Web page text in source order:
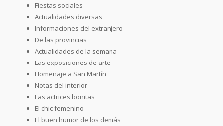
Fiestas sociales
Actualidades diversas
Informaciones del extranjero
De las provincias
Actualidades de la semana
Las exposiciones de arte
Homenaje a San Martín
Notas del interior
Las actrices bonitas
El chic femenino
El buen humor de los demás